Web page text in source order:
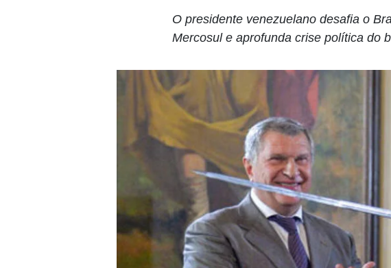
O presidente venezuelano desafia o
Mercosul e aprofunda crise política do